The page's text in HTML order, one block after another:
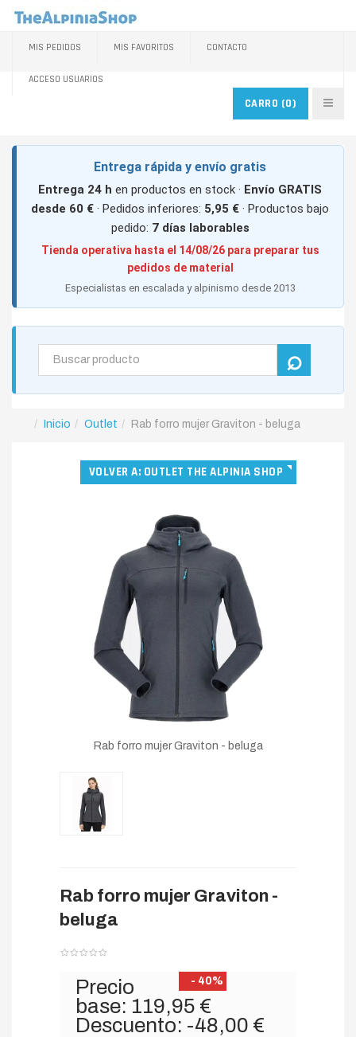
MIS PEDIDOS MIS FAVORITOS CONTACTO
ACCESO USUARIOS
CARRO (0)
Entrega rápida y envío gratis
Entrega 24 h en productos en stock · Envío GRATIS
desde 60 € · Pedidos inferiores: 5,95 € · Productos bajo
pedido: 7 días laborables
Tienda operativa hasta el 14/08/26 para preparar tus
pedidos de material
Especialistas en escalada y alpinismo desde 2013
Inicio Outlet Rab forro mujer Graviton - beluga
VOLVER A: OUTLET THE ALPINIA SHOP
Rab forro mujer Graviton - beluga
Rab forro mujer Graviton -
beluga
- 40%
Precio
base: 119,95 €
Descuento: -48,00 €